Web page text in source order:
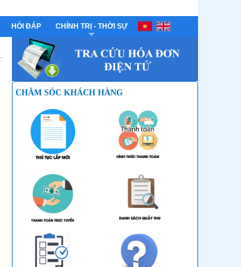
HỎI ĐÁP CHÍNH TRỊ - THỜI SỰ
CHĂM SÓC KHÁCH HÀNG